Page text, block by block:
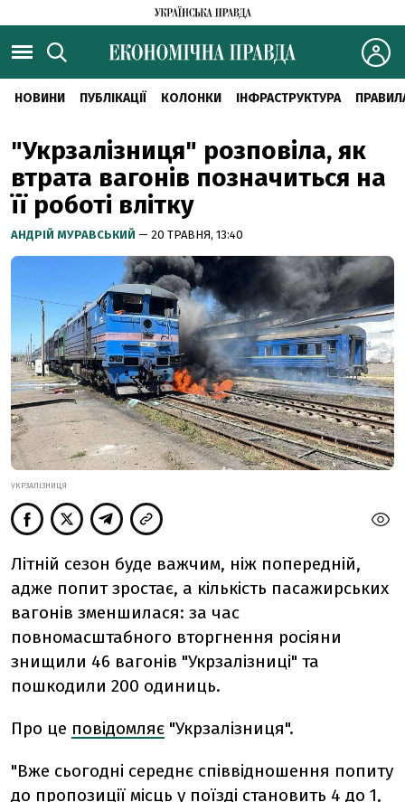
НОВИНИ ПУБЛІКАЦІЇ КОЛОНКИ ІНФРАСТРУКТУРА
"Укрзалізниця" розповіла, як
втрата вагонів позначиться на
її роботі влітку
АНДРІЙ МУРАВСЬКИЙ — 20 ТРАВНЯ, 13:40
УКРЗАЛІЗНИЦЯ
Літній сезон буде важчим, ніж попередній,
адже попит зростає, а кількість пасажирських
вагонів зменшилася: за час
повномасштабного вторгнення росіяни
знищили 46 вагонів "Укрзалізниці" та
пошкодили 200 одиниць.
Про це повідомляє "Укрзалізниця".
"Вже сьогодні середнє співвідношення попиту
до пропозиції місць у поїзді становить 4 до 1,